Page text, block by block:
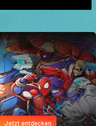
Jetzt entdecken